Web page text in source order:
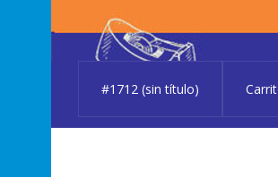
#1712 (sin título)